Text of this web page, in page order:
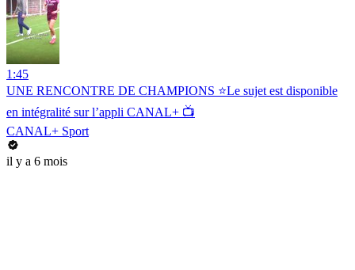
1:45
UNE RENCONTRE DE CHAMPIONS ⭐️Le sujet est disponible
en intégralité sur l’appli CANAL+ 📺
CANAL+ Sport
il y a 6 mois